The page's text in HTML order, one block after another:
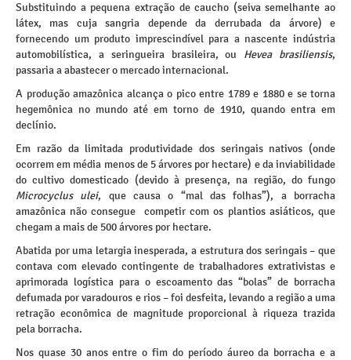
Substituindo a pequena extração de caucho (seiva semelhante ao
látex, mas cuja sangria depende da derrubada da árvore) e
fornecendo um produto imprescindível para a nascente indústria
automobilística, a seringueira brasileira, ou Hevea brasiliensis,
passaria a abastecer o mercado internacional.
A produção amazônica alcança o pico entre 1789 e 1880 e se torna
hegemônica no mundo até em torno de 1910, quando entra em
declínio.
Em razão da limitada produtividade dos seringais nativos (onde
ocorrem em média menos de 5 árvores por hectare) e da inviabilidade
do cultivo domesticado (devido à presença, na região, do fungo
Microcyclus ulei, que causa o “mal das folhas”), a borracha
amazônica não consegue competir com os plantios asiáticos, que
chegam a mais de 500 árvores por hectare.
Abatida por uma letargia inesperada, a estrutura dos seringais – que
contava com elevado contingente de trabalhadores extrativistas e
aprimorada logística para o escoamento das “bolas” de borracha
defumada por varadouros e rios – foi desfeita, levando a região a uma
retração econômica de magnitude proporcional à riqueza trazida
pela borracha.
Nos quase 30 anos entre o fim do período áureo da borracha e a